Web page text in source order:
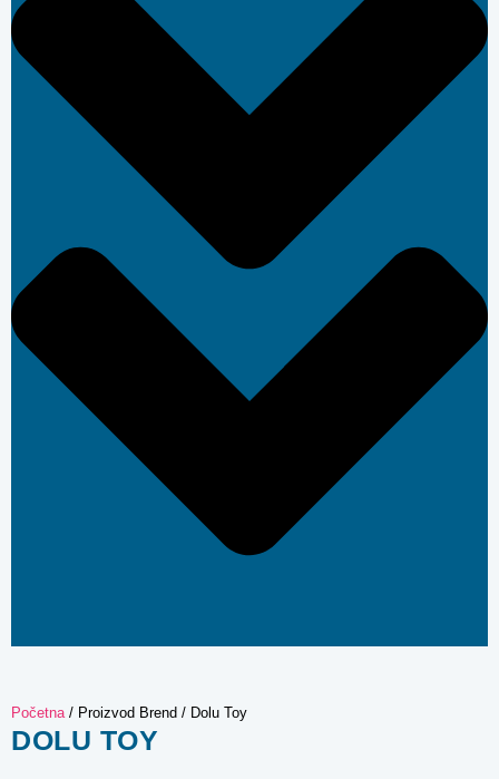
Početna / Proizvod Brend / Dolu Toy
DOLU TOY